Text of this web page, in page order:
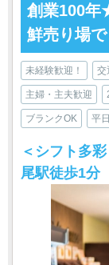
創業100
鮮売り場
未経験歓迎！ 交
主婦・主夫歓迎
ブランクOK 平
＜シフト多
尾駅徒歩1分